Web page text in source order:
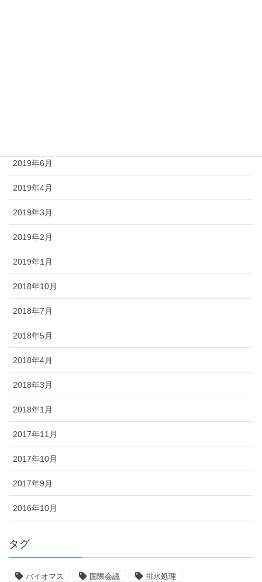
2019年6月
2019年4月
2019年3月
2019年2月
2019年1月
2018年10月
2018年7月
2018年5月
2018年4月
2018年3月
2018年1月
2017年11月
2017年10月
2017年9月
2016年10月
タグ
バイオマス 国際会議 排水処理